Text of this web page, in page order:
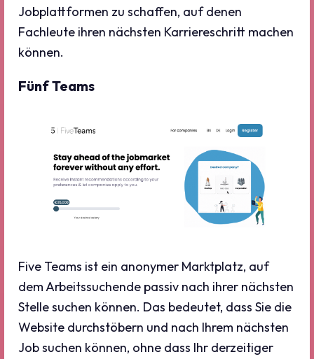
Jobplattformen zu schaffen, auf denen
Fachleute ihren nächsten Karriereschritt machen
können.
Fünf Teams
Five Teams ist ein anonymer Marktplatz, auf
dem Arbeitssuchende passiv nach ihrer nächsten
Stelle suchen können. Das bedeutet, dass Sie die
Website durchstöbern und nach Ihrem nächsten
Job suchen können, ohne dass Ihr derzeitiger